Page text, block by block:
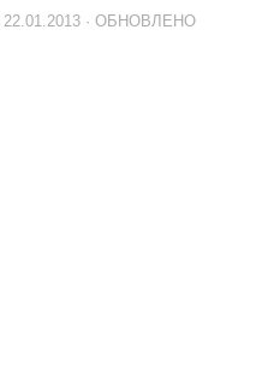
22.01.2013 · ОБНОВЛЕНО